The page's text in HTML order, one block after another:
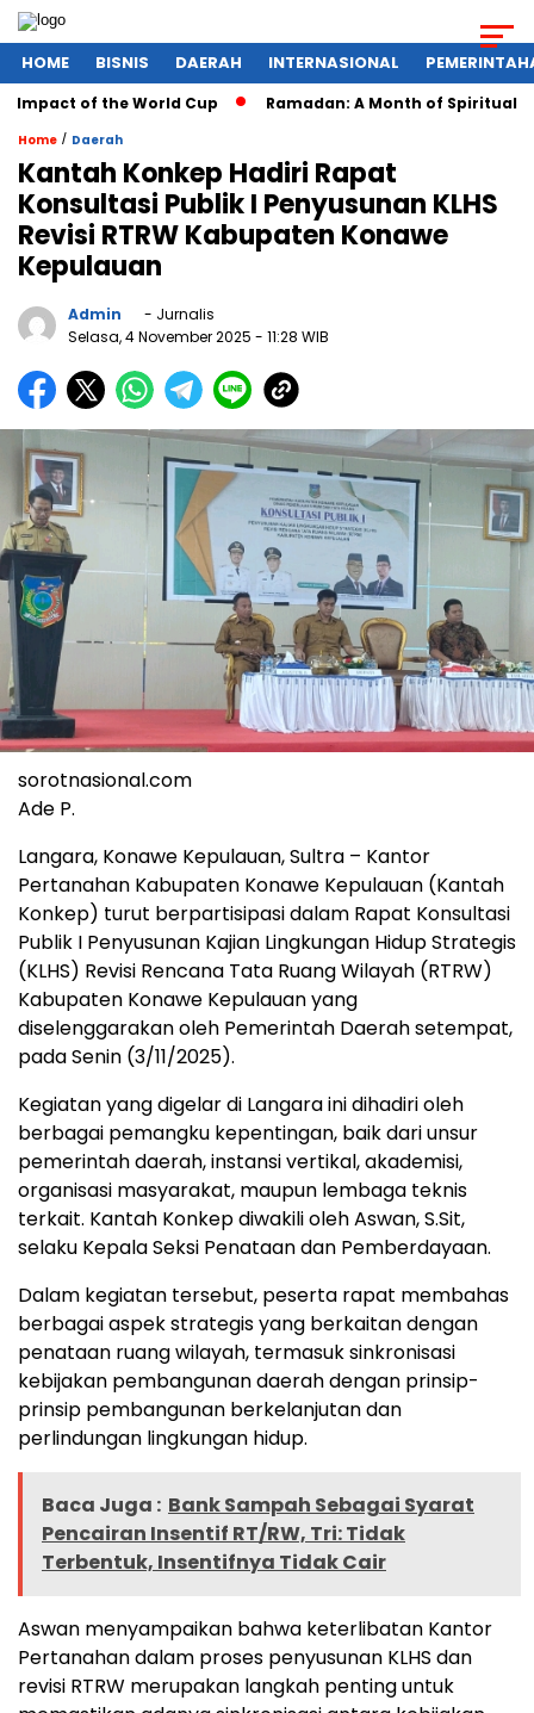
HOME BISNIS DAERAH INTERNASIONAL
of the World Cup Ramadan: A Month of Spiritual
Home / Daerah
Kantah Konkep Hadiri Rapat
Konsultasi Publik I Penyusunan KLHS
Revisi RTRW Kabupaten Konawe
Kepulauan
Admin
- Jurnalis
Selasa, 4 November 2025 - 11:28 WIB
sorotnasional.com
Ade P.
Langara, Konawe Kepulauan, Sultra – Kantor
Pertanahan Kabupaten Konawe Kepulauan (Kantah
Konkep) turut berpartisipasi dalam Rapat Konsultasi
Publik I Penyusunan Kajian Lingkungan Hidup Strategis
(KLHS) Revisi Rencana Tata Ruang Wilayah (RTRW)
Kabupaten Konawe Kepulauan yang
diselenggarakan oleh Pemerintah Daerah setempat,
pada Senin (3/11/2025).
Kegiatan yang digelar di Langara ini dihadiri oleh
berbagai pemangku kepentingan, baik dari unsur
pemerintah daerah, instansi vertikal, akademisi,
organisasi masyarakat, maupun lembaga teknis
terkait. Kantah Konkep diwakili oleh Aswan, S.Sit,
selaku Kepala Seksi Penataan dan Pemberdayaan.
Dalam kegiatan tersebut, peserta rapat membahas
berbagai aspek strategis yang berkaitan dengan
penataan ruang wilayah, termasuk sinkronisasi
kebijakan pembangunan daerah dengan prinsip-
prinsip pembangunan berkelanjutan dan
perlindungan lingkungan hidup.
Baca Juga : Bank Sampah Sebagai Syarat
Pencairan Insentif RT/RW, Tri: Tidak
Terbentuk, Insentifnya Tidak Cair
Aswan menyampaikan bahwa keterlibatan Kantor
Pertanahan dalam proses penyusunan KLHS dan
revisi RTRW merupakan langkah penting untuk